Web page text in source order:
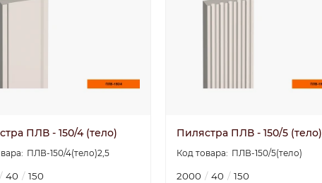
ПЛВ - 150/4 (тело)
ПЛВ-150/4(тело)2,5
40
150
Пилястра ПЛВ - 150/5 (тело)
ПЛВ-150/5(тело)
2000 40
150